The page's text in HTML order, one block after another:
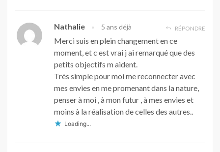
Nathalie 5 ans déjà RÉPONDRE
Merci suis en plein changement en ce
moment, et c est vrai j ai remarqué que des
petits objectifs m aident.
Très simple pour moi me reconnecter avec
mes envies en me promenant dans la nature,
penser à moi , à mon futur , à mes envies et
moins à la réalisation de celles des autres..
Loading...